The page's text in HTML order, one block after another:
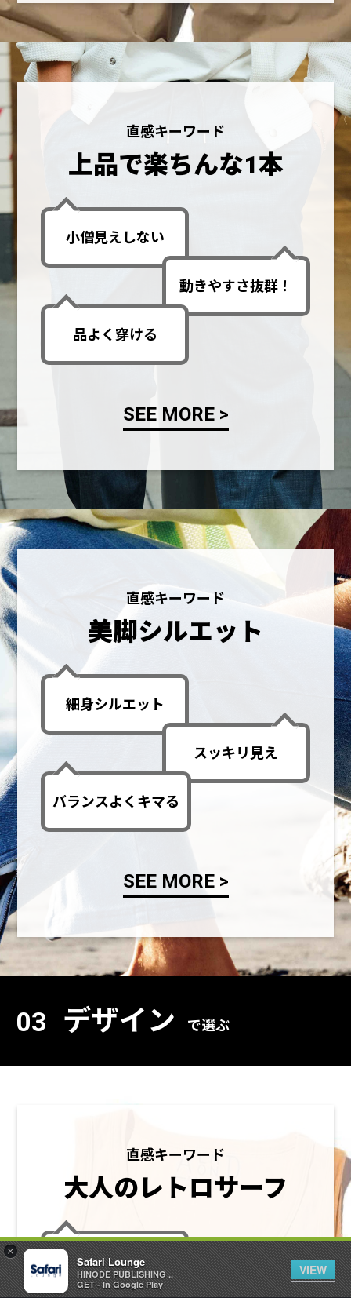
×
Safari Lounge
HINODE PUBLISHING ..
GET - In Google Play
VIEW
直感キーワード
上品で楽ちんな1本
小僧見えしない
動きやすさ抜群！
品よく穿ける
SEE MORE >
直感キーワード
美脚シルエット
細身シルエット
スッキリ見え
バランスよくキマる
SEE MORE >
03 デザイン で選ぶ
直感キーワード
大人のレトロサーフ
抜け感たっぷり